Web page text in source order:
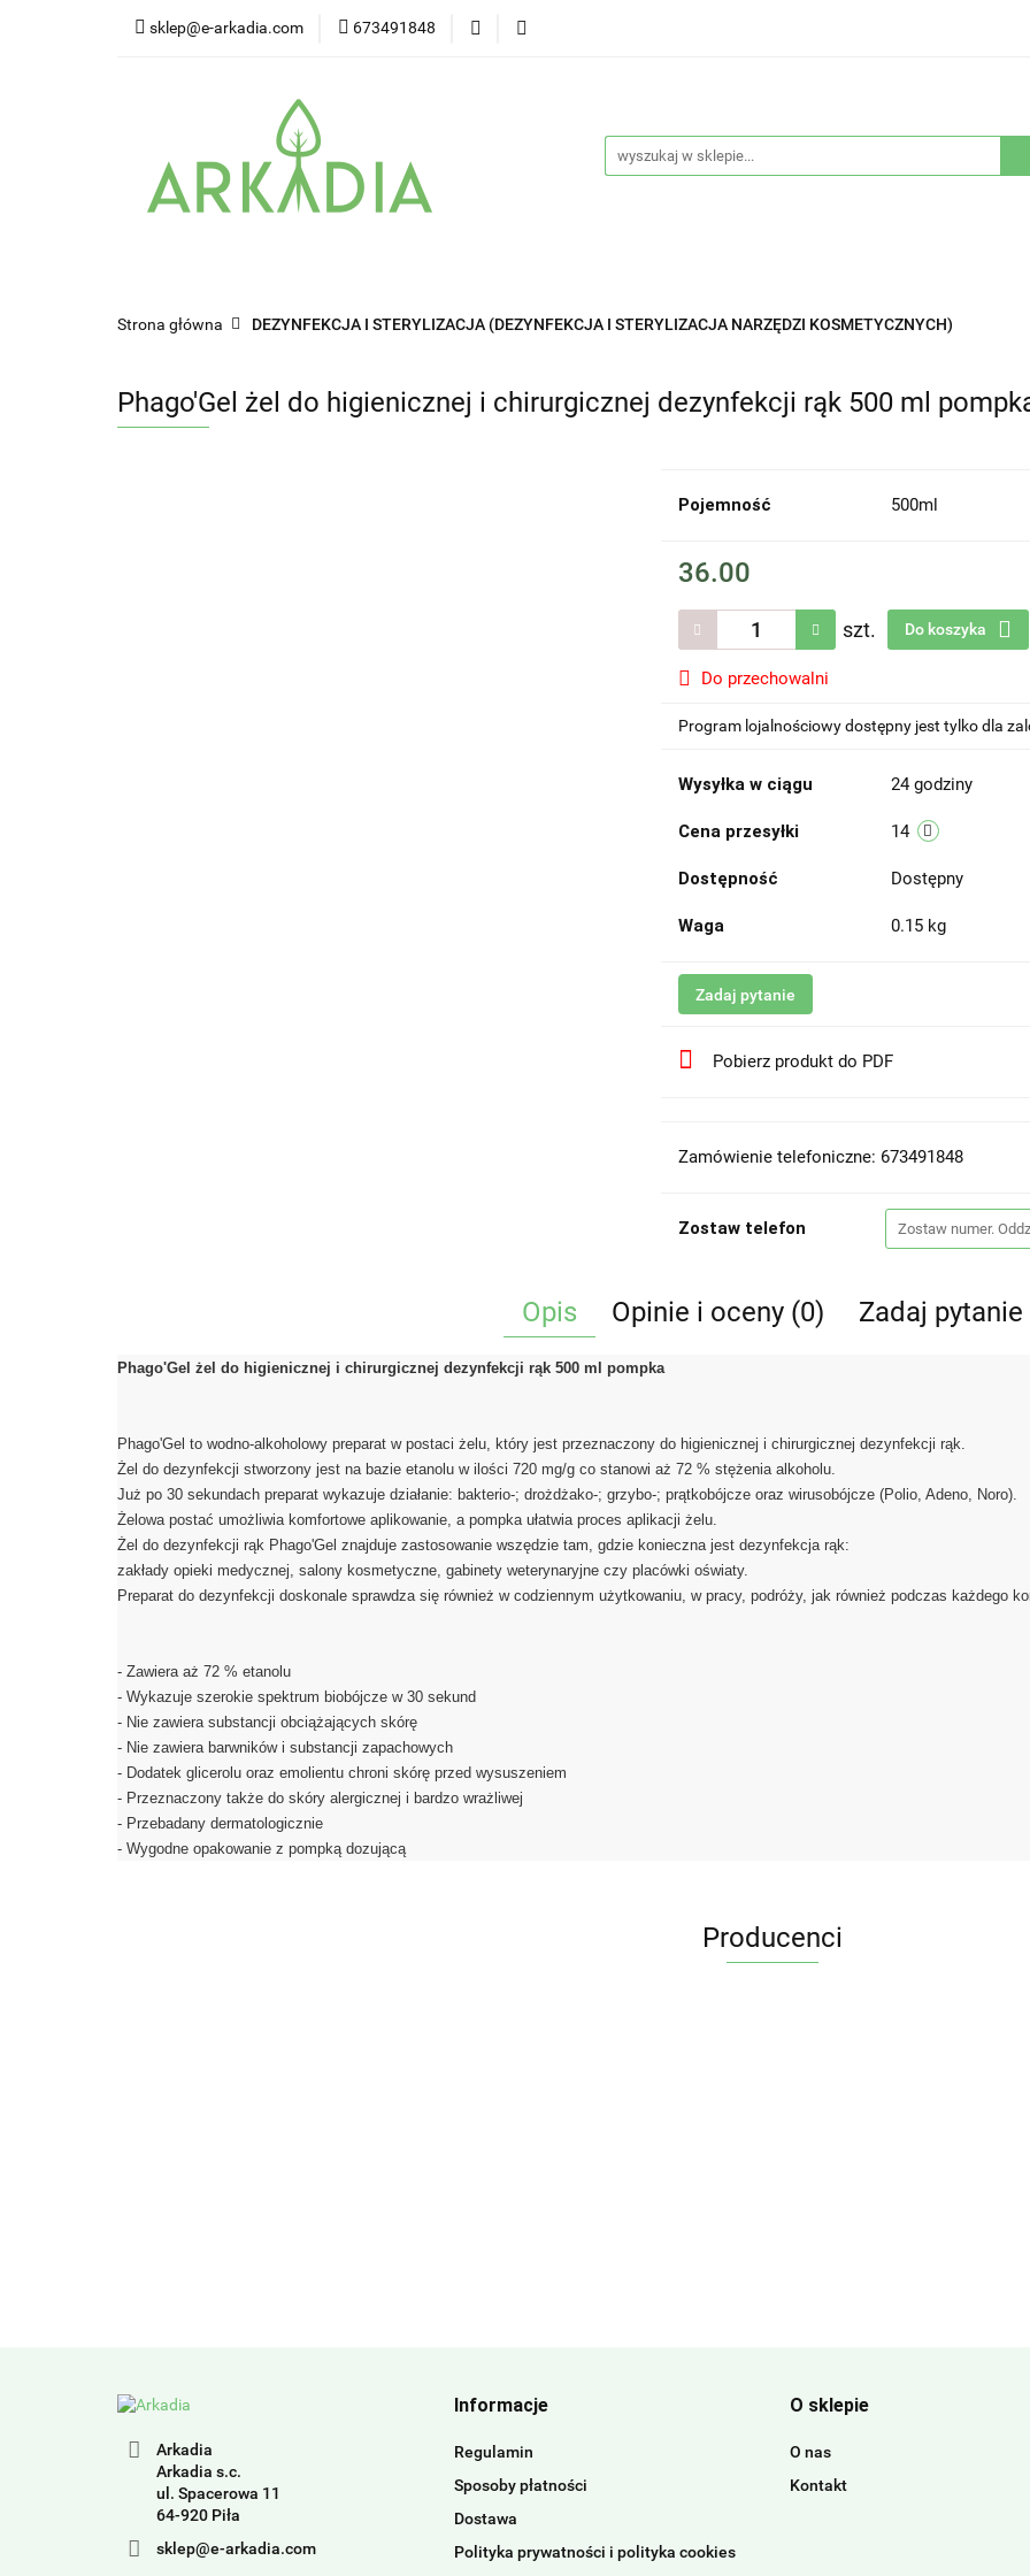
sklep@e-arkadia.com 673491848
Kategorie Producenci
Strona główna DEZYNFEKCJA I STERYLIZACJA (DEZYNFEKCJA I STERYLIZACJA NARZĘDZI KOSMETYCZNYCH)
Phago'Gel żel do higienicznej i chirurgicznej dezynfekcji rąk 500 ml
Pojemność 500ml
36.00
szt. Do koszyka
Do przechowalni
Program lojalnościowy dostępny jest tylko dla
Wysyłka w ciągu 24 godziny
Cena przesyłki 14
Dostępność Dostępny
Waga 0.15 kg
Zadaj pytanie
Pobierz produkt do PDF
Zamówienie telefoniczne: 673491848
Zostaw telefon
Opis Opinie i oceny (0) Zadaj pytanie
Phago'Gel żel do higienicznej i chirurgicznej dezynfekcji rąk 500 ml pompka
Phago'Gel to wodno-alkoholowy preparat w postaci żelu, który jest przeznaczony do higienicznej i chirurgicznej dezynfekcji rąk.
Żel do dezynfekcji stworzony jest na bazie etanolu w ilości 720 mg/g co stanowi aż 72 % stężenia alkoholu.
Już po 30 sekundach preparat wykazuje działanie: bakterio-; drożdżako-; grzybo-; prątkobójcze oraz wirusobójcze (Polio, Adeno, Noro).
Żelowa postać umożliwia komfortowe aplikowanie, a pompka ułatwia proces aplikacji żelu.
Żel do dezynfekcji rąk Phago'Gel znajduje zastosowanie wszędzie tam, gdzie konieczna jest dezynfekcja rąk:
zakłady opieki medycznej, salony kosmetyczne, gabinety weterynaryjne czy placówki oświaty.
Preparat do dezynfekcji doskonale sprawdza się również w codziennym użytkowaniu, w pracy, podróży, jak również podczas każdego
- Zawiera aż 72 % etanolu
- Wykazuje szerokie spektrum biobójcze w 30 sekund
- Nie zawiera substancji obciążających skórę
- Nie zawiera barwników i substancji zapachowych
- Dodatek glicerolu oraz emolientu chroni skórę przed wysuszeniem
- Przeznaczony także do skóry alergicznej i bardzo wrażliwej
- Przebadany dermatologicznie
- Wygodne opakowanie z pompką dozującą
Producenci
Arkadia
Arkadia s.c.
ul. Spacerowa 11
64-920 Piła
sklep@e-arkadia.com
Informacje
Regulamin
Sposoby płatności
Dostawa
Polityka prywatności i polityka cookies
O sklepie
O nas
Kontakt